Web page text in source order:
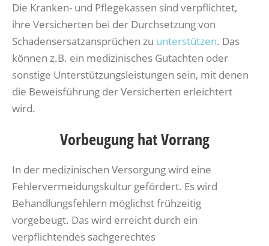
Die Kranken- und Pflegekassen sind verpflichtet,
ihre Versicherten bei der Durchsetzung von
Schadensersatzansprüchen zu unterstützen. Das
können z.B. ein medizinisches Gutachten oder
sonstige Unterstützungsleistungen sein, mit denen
die Beweisführung der Versicherten erleichtert
wird.
Vorbeugung hat Vorrang
In der medizinischen Versorgung wird eine
Fehlervermeidungskultur gefördert. Es wird
Behandlungsfehlern möglichst frühzeitig
vorgebeugt. Das wird erreicht durch ein
verpflichtendes sachgerechtes